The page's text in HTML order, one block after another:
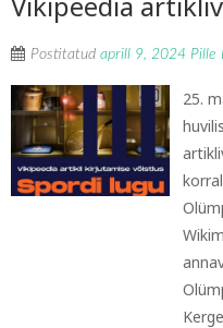
Postitatud aprill 9, 2024 Pille
25.